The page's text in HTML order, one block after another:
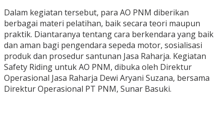
Dalam kegiatan tersebut, para AO PNM diberikan
berbagai materi pelatihan, baik secara teori maupun
praktik. Diantaranya tentang cara berkendara yang baik
dan aman bagi pengendara sepeda motor, sosialisasi
produk dan prosedur santunan Jasa Raharja. Kegiatan
Safety Riding untuk AO PNM, dibuka oleh Direktur
Operasional Jasa Raharja Dewi Aryani Suzana, bersama
Direktur Operasional PT PNM, Sunar Basuki.